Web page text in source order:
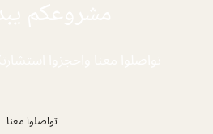
تواصلوا معنا